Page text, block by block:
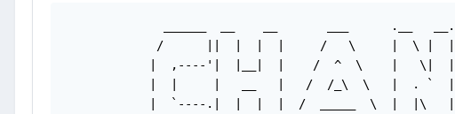
______  __    __       ___      .__
/      ||  |  |  |     /   \     |  \ |  |  /
|  ,----'|  |__|  |    /  ^  \    |   \|
|  |     |   __   |   /  /_\  \   |  . `
|  `----.|  |  |  |  /  _____  \  |  |\